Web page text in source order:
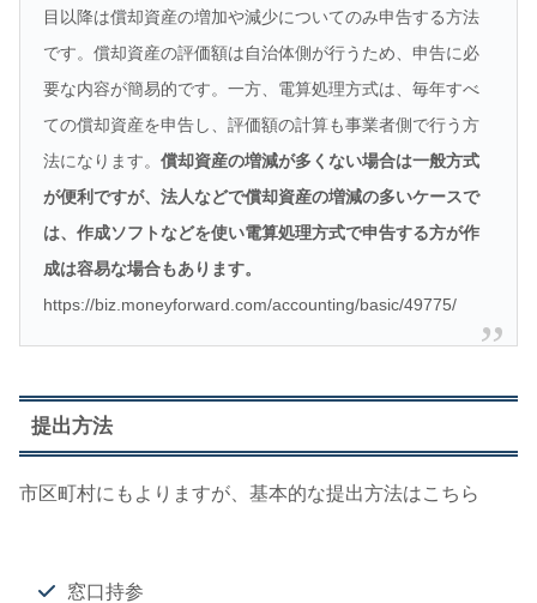
目以降は償却資産の増加や減少についてのみ申告する方法
です。償却資産の評価額は自治体側が行うため、申告に必
要な内容が簡易的です。一方、電算処理方式は、毎年すべ
ての償却資産を申告し、評価額の計算も事業者側で行う方
法になります。償却資産の増減が多くない場合は一般方式
が便利ですが、法人などで償却資産の増減の多いケースで
は、作成ソフトなどを使い電算処理方式で申告する方が作
成は容易な場合もあります。
https://biz.moneyforward.com/accounting/basic/49775/
提出方法
市区町村にもよりますが、基本的な提出方法はこちら
窓口持参